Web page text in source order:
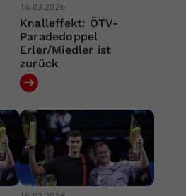
16.03.2026
Knalleffekt: ÖTV-
Paradedoppel
Erler/Miedler ist
zurück